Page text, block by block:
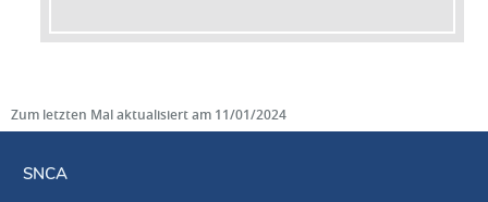
Zum letzten Mal aktualisiert am 11/01/2024
SNCA